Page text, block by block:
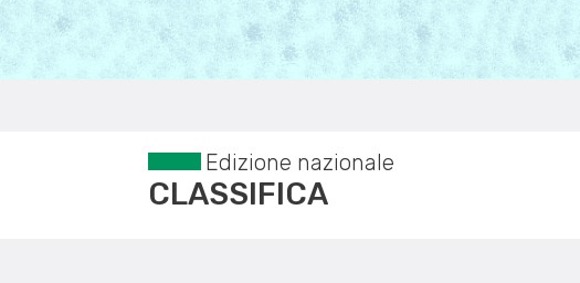
Edizione nazionale
CLASSIFICA